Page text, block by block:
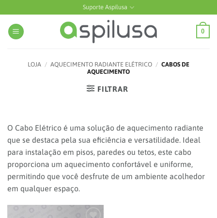
to
content
Suporte Aspilusa
0
LOJA / AQUECIMENTO RADIANTE ELÉTRICO / CABOS DE
AQUECIMENTO
FILTRAR
O Cabo Elétrico é uma solução de aquecimento radiante
que se destaca pela sua eficiência e versatilidade. Ideal
para instalação em pisos, paredes ou tetos, este cabo
proporciona um aquecimento confortável e uniforme,
permitindo que você desfrute de um ambiente acolhedor
em qualquer espaço.